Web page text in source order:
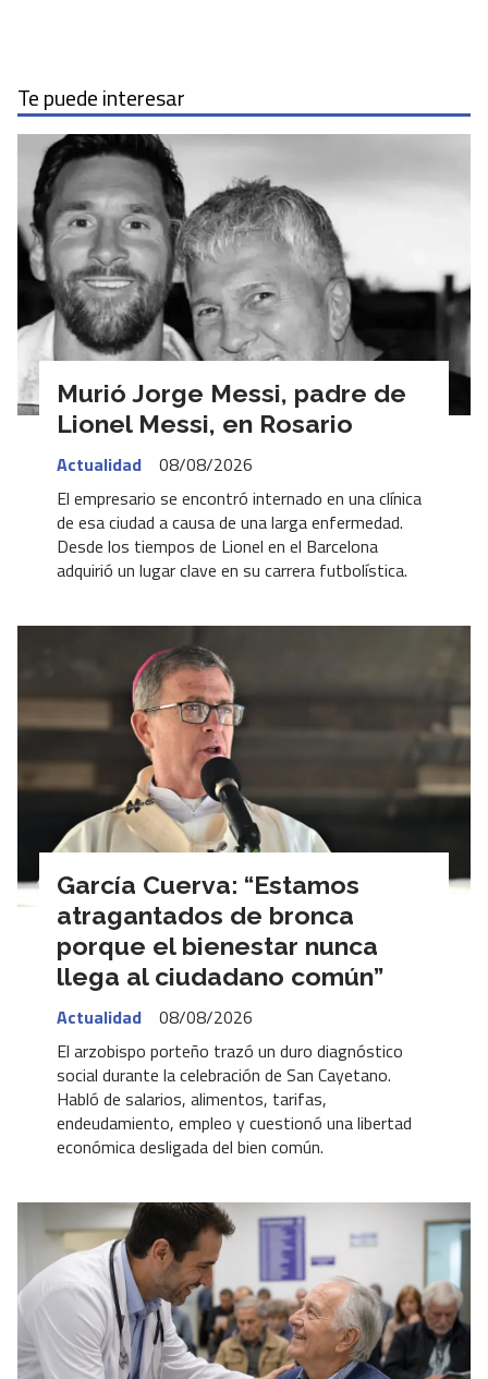
Te puede interesar
Murió Jorge Messi, padre de
Lionel Messi, en Rosario
Actualidad
08/08/2026
El empresario se encontró internado en una clínica
de esa ciudad a causa de una larga enfermedad.
Desde los tiempos de Lionel en el Barcelona
adquirió un lugar clave en su carrera futbolística.
García Cuerva: “Estamos
atragantados de bronca
porque el bienestar nunca
llega al ciudadano común”
Actualidad
08/08/2026
El arzobispo porteño trazó un duro diagnóstico
social durante la celebración de San Cayetano.
Habló de salarios, alimentos, tarifas,
endeudamiento, empleo y cuestionó una libertad
económica desligada del bien común.